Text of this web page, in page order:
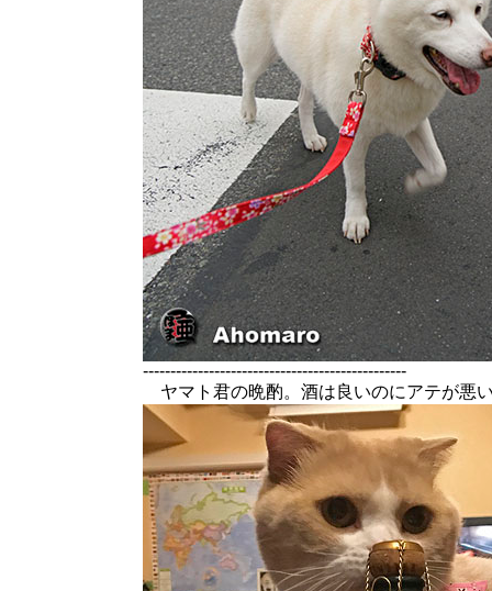
------------------------------------------------
ヤマト君の晩酌。酒は良いのにアテが悪